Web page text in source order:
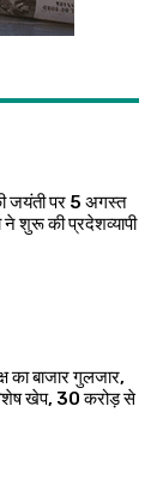
जयंती पर 5 अगस्त
ने शुरू की प्रदेशव्यापी
का बाजार गुलजार,
खेप, 30 करोड़ से